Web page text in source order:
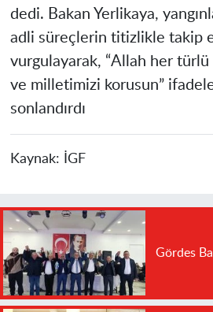
dedi. Bakan Yerlikaya,
adli süreçlerin titizlikle takip
vurgulayarak, “Allah her
ve milletimizi korusun”
sonlandırdı
Kaynak: İGF
Gördes